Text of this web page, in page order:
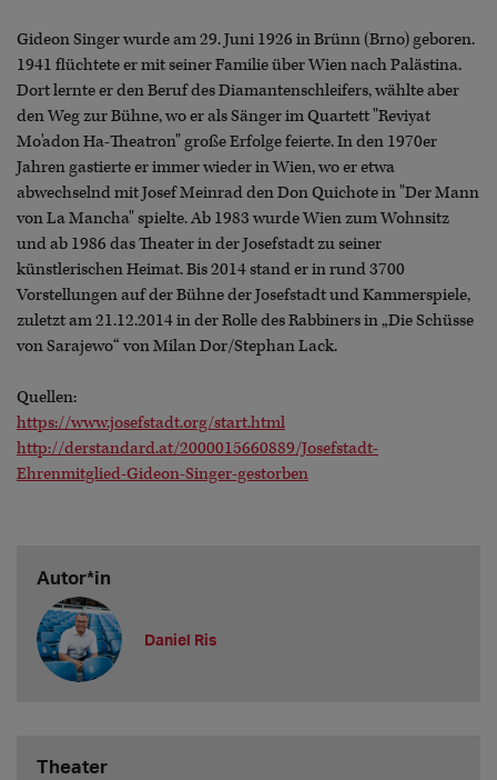
Gideon Singer wurde am 29. Juni 1926 in Brünn (Brno) geboren.
1941 flüchtete er mit seiner Familie über Wien nach Palästina.
Dort lernte er den Beruf des Diamantenschleifers, wählte aber
den Weg zur Bühne, wo er als Sänger im Quartett "Reviyat
Mo'adon Ha-Theatron" große Erfolge feierte. In den 1970er
Jahren gastierte er immer wieder in Wien, wo er etwa
abwechselnd mit Josef Meinrad den Don Quichote in "Der Mann
von La Mancha" spielte. Ab 1983 wurde Wien zum Wohnsitz
und ab 1986 das Theater in der Josefstadt zu seiner
künstlerischen Heimat. Bis 2014 stand er in rund 3700
Vorstellungen auf der Bühne der Josefstadt und Kammerspiele,
zuletzt am 21.12.2014 in der Rolle des Rabbiners in „Die Schüsse
von Sarajewo“ von Milan Dor/Stephan Lack.
Quellen:
https://www.josefstadt.org/start.html
http://derstandard.at/2000015660889/Josefstadt-
Ehrenmitglied-Gideon-Singer-gestorben
Autor*in
Daniel Ris
Theater